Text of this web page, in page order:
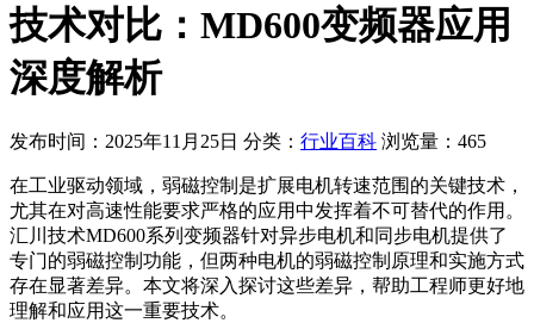
技术对比：MD600变频器应用
深度解析
发布时间：2025年11月25日 分类： 行业百科 浏览量：465
在工业驱动领域，弱磁控制是扩展电机转速范围的关键技术，
尤其在对高速性能要求严格的应用中发挥着不可替代的作用。
汇川技术MD600系列变频器针对异步电机和同步电机提供了
专门的弱磁控制功能，但两种电机的弱磁控制原理和实施方式
存在显著差异。本文将深入探讨这些差异，帮助工程师更好地
理解和应用这一重要技术。